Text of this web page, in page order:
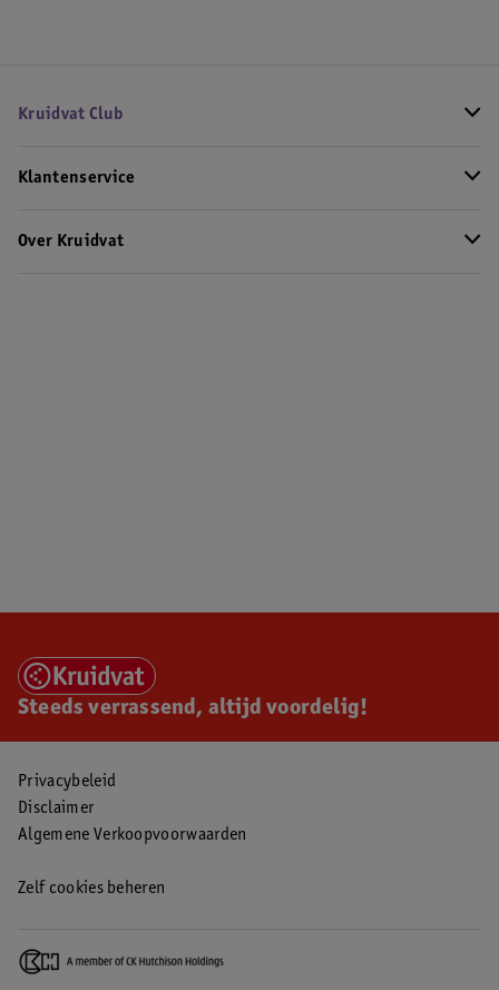
Kruidvat Club
Klantenservice
Over Kruidvat
Steeds verrassend, altijd voordelig!
Privacybeleid
Disclaimer
Algemene Verkoopvoorwaarden
Zelf cookies beheren